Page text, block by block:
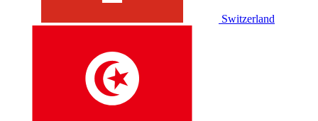
Switzerland